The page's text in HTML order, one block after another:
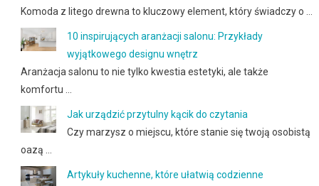
Komoda z litego drewna to kluczowy element, który świadczy o …
10 inspirujących aranżacji salonu: Przykłady
wyjątkowego designu wnętrz
Aranżacja salonu to nie tylko kwestia estetyki, ale także
komfortu …
Jak urządzić przytulny kącik do czytania
Czy marzysz o miejscu, które stanie się twoją osobistą
oazą …
Artykuły kuchenne, które ułatwią codzienne